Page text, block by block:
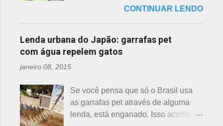
são arredondadas. - Pessegueiro -
árvores do pessegueiro são mais
baixas, geralmente apresen...
para ajudá-lo nessa tarefa. Eis que
estava ele semeando e, de repente,
viu uma cobra rastejando no chão.
Sei percebeu que a cobra deslizou
aranha suspensa por um fio de seda
da teia. A aranha fez Sei lembrar da
mãe - pequena e indefesa - e
imediatamente levou a cobra para
na água, no entanto, existem
diferenças. Nenúfar brota na água e
flor de lotus no chão lodoso que,
popularmente, dizemos brejo. Vou
explicar de maneira bem objetiva,
qual a diferença entre o nenúfar -
hasu, em japonês. Basta dar uma
olhada nas flores para perceber as
grandes diferenças e, para isso, vou
CONTINUAR LENDO
Lenda urbana do Japão: garrafas pet
com água repelem gatos
janeiro 08, 2015
Se você pensa que só o Brasil usa
as garrafas pet através de alguma
lenda, está enganado. Isso acontece